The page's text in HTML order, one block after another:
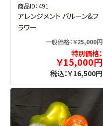
商品ID：491
アレンジメント バルーン&フ
ラワー
一般価格：￥25,000円
特別価格：
￥15,000円
税込：￥16,500円